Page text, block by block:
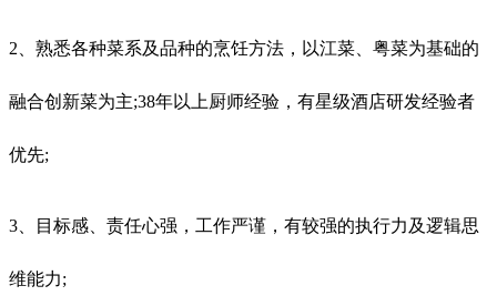
2、熟悉各种菜系及品种的烹饪方法，以江菜、粤菜为基础的
融合创新菜为主;38年以上厨师经验，有星级酒店研发经验者
优先;
3、目标感、责任心强，工作严谨，有较强的执行力及逻辑思
维能力;